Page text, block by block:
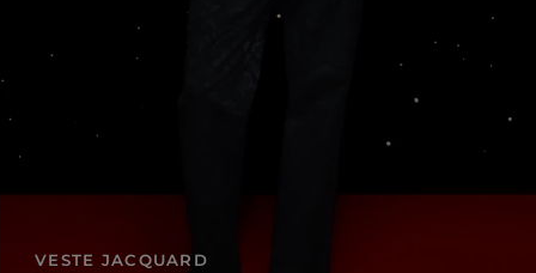
VESTE JACQUARD